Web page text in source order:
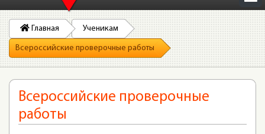
Главная Ученикам
Всероссийские проверочные работы
Всероссийские проверочные
работы